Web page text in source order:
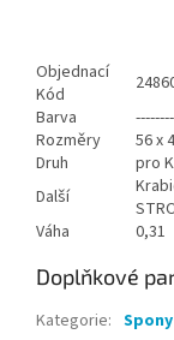
Objednací
Kód
Barva
Rozměry
56 x
Druh
pro
Další
Váha
0,31
Doplňkové
Kategorie: